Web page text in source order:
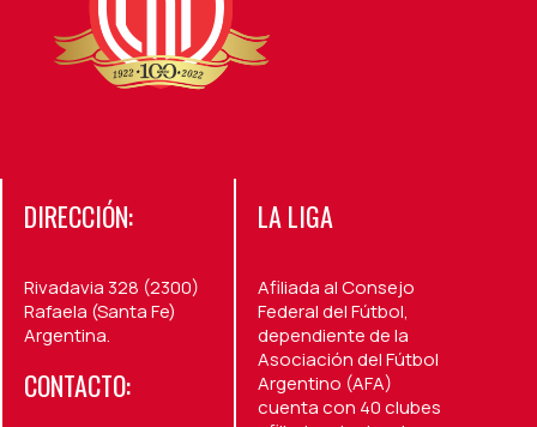
DIRECCIÓN:
Rivadavia 328 (2300)
Rafaela (Santa Fe)
Argentina.
CONTACTO:
LA LIGA
Afiliada al Consejo
Federal del Fútbol,
dependiente de la
Asociación del Fútbol
Argentino (AFA)
cuenta con 40 clubes